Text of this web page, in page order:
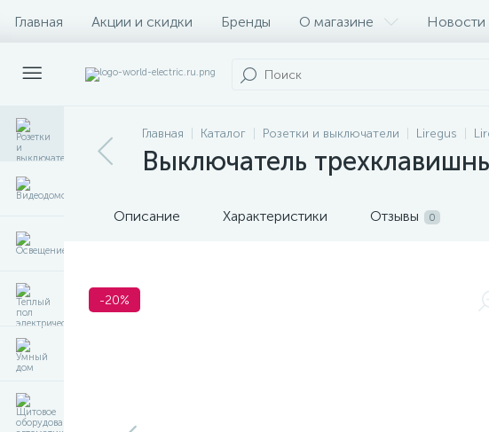
Главная Акции и скидки Бренды О магазине Новости
Главная Каталог Розетки и выключатели Liregus
Выключатель
Описание Характеристики Отзывы 0
-20%